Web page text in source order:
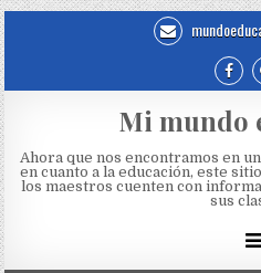
Mi mundo
Ahora que nos encontramos en
en cuanto a la educación, este
los maestros cuenten con
sus